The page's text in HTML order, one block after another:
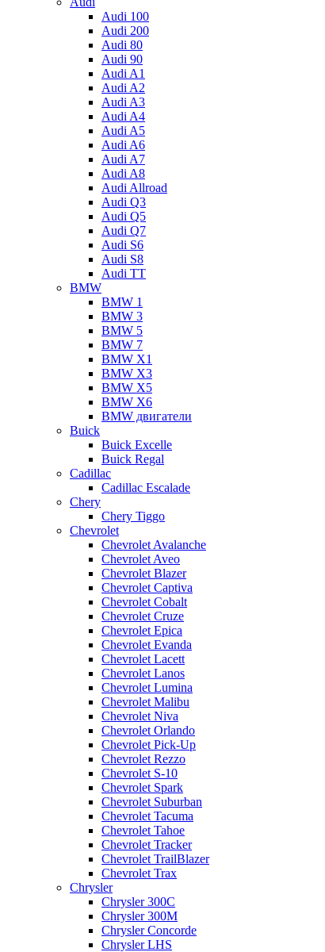
Audi 100
Audi 200
Audi 80
Audi 90
Audi A1
Audi A2
Audi A3
Audi A4
Audi A5
Audi A6
Audi A7
Audi A8
Audi Allroad
Audi Q3
Audi Q5
Audi Q7
Audi S6
Audi S8
Audi TT
BMW
BMW 1
BMW 3
BMW 5
BMW 7
BMW X1
BMW X3
BMW X5
BMW X6
BMW двигатели
Buick
Buick Excelle
Buick Regal
Cadillac
Cadillac Escalade
Chery
Chery Tiggo
Chevrolet
Chevrolet Avalanche
Chevrolet Aveo
Chevrolet Blazer
Chevrolet Captiva
Chevrolet Cobalt
Chevrolet Cruze
Chevrolet Epica
Chevrolet Evanda
Chevrolet Lacett
Chevrolet Lanos
Chevrolet Lumina
Chevrolet Malibu
Chevrolet Niva
Chevrolet Orlando
Chevrolet Pick-Up
Chevrolet Rezzo
Chevrolet S-10
Chevrolet Spark
Chevrolet Suburban
Chevrolet Tacuma
Chevrolet Tahoe
Chevrolet Tracker
Chevrolet TrailBlazer
Chevrolet Trax
Chrysler
Chrysler 300C
Chrysler 300M
Chrysler Concorde
Chrysler LHS